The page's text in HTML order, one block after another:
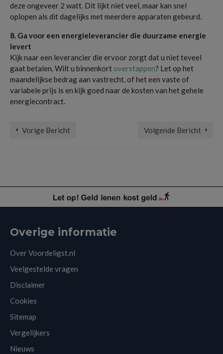
deze ongeveer 2 watt. Dit lijkt niet veel, maar kan snel
oplopen als dit dagelijks met meerdere apparaten gebeurd.
8. Ga voor een energieleverancier die duurzame energie
levert
Kijk naar een leverancier die ervoor zorgt dat u niet teveel
gaat betalen. Wilt u binnenkort overstappen? Let op het
maandelijkse bedrag aan vastrecht, of het een vaste of
variabele prijs is en kijk goed naar de kosten van het gehele
energiecontract.
Vorige Bericht Volgende Bericht
Overige informatie
Over Voordeligst.nl
Veelgestelde vragen
Disclaimer
Cookies
Sitemap
Vergelijkers
Nieuws